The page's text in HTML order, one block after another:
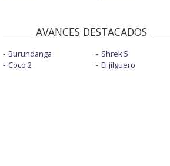
AVANCES DESTACADOS
Burundanga
Coco 2
Shrek 5
El jilguero